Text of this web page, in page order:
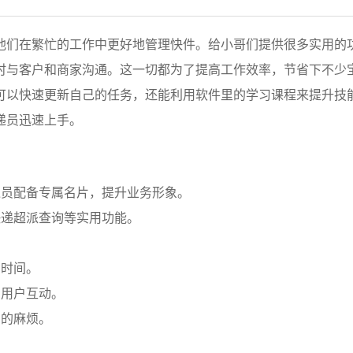
在繁忙的工作中更好地管理快件。给小哥们提供很多实用的
客户和商家沟通。这一切都为了提高工作效率，节省下不少
快速更新自己的任务，还能利用软件里的学习课程来提升技
迅速上手。
配备专属名片，提升业务形象。
超派查询等实用功能。
间。
户互动。
麻烦。